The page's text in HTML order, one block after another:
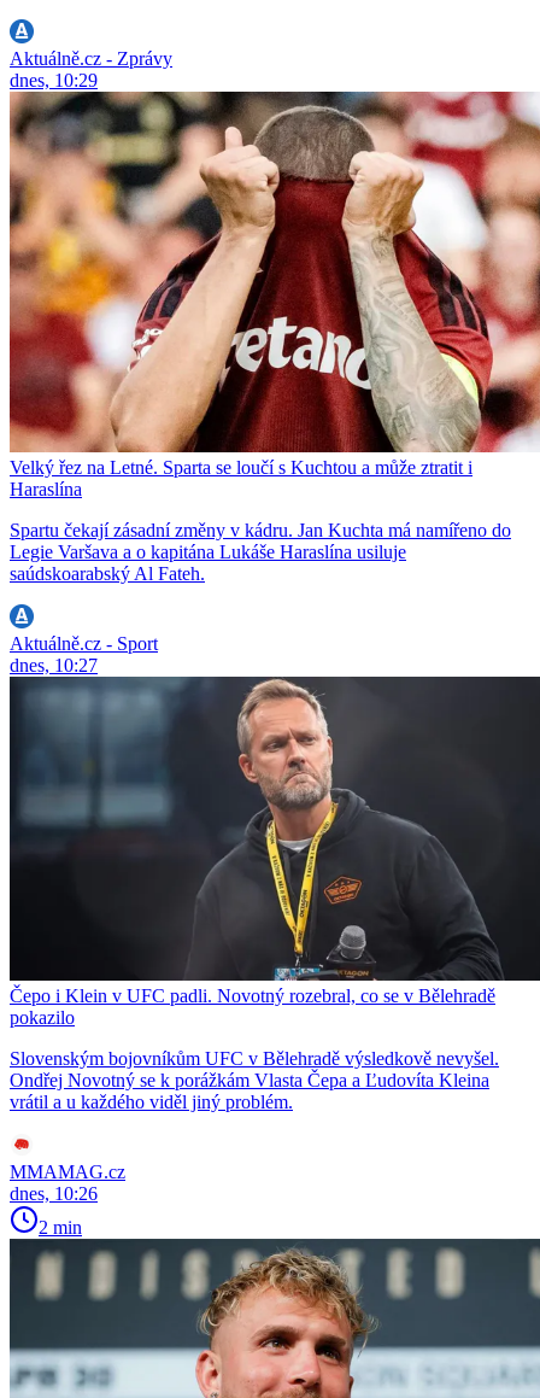
Aktuálně.cz - Zprávy
dnes, 10:29
Velký řez na Letné. Sparta se loučí s Kuchtou a může ztratit i
Haraslína
Spartu čekají zásadní změny v kádru. Jan Kuchta má namířeno do
Legie Varšava a o kapitána Lukáše Haraslína usiluje
saúdskoarabský Al Fateh.
Aktuálně.cz - Sport
dnes, 10:27
Čepo i Klein v UFC padli. Novotný rozebral, co se v Bělehradě
pokazilo
Slovenským bojovníkům UFC v Bělehradě výsledkově nevyšel.
Ondřej Novotný se k porážkám Vlasta Čepa a Ľudovíta Kleina
vrátil a u každého viděl jiný problém.
MMAMAG.cz
dnes, 10:26
2 min